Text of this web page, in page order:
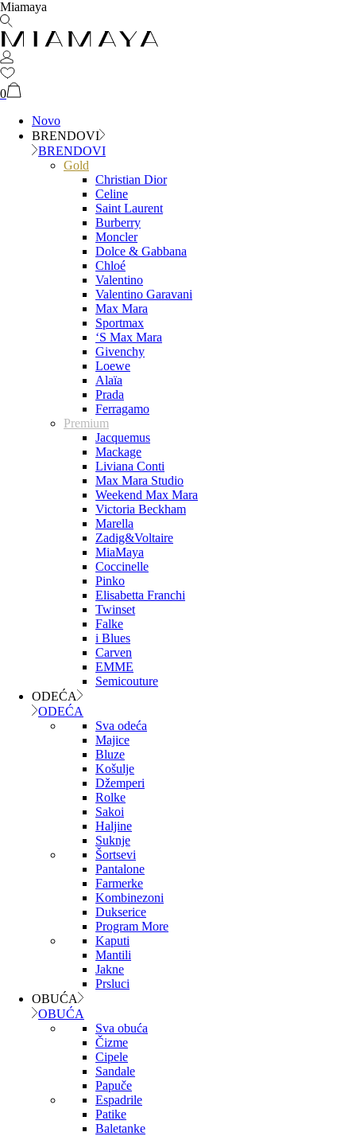
Miamaya
0
Novo
BRENDOVI
BRENDOVI
Gold
Christian Dior
Celine
Saint Laurent
Burberry
Moncler
Dolce & Gabbana
Chloé
Valentino
Valentino Garavani
Max Mara
Sportmax
‘S Max Mara
Givenchy
Loewe
Alaïa
Prada
Ferragamo
Premium
Jacquemus
Mackage
Liviana Conti
Max Mara Studio
Weekend Max Mara
Victoria Beckham
Marella
Zadig&Voltaire
MiaMaya
Coccinelle
Pinko
Elisabetta Franchi
Twinset
Falke
i Blues
Carven
EMME
Semicouture
ODEĆA
ODEĆA
Sva odeća
Majice
Bluze
Košulje
Džemperi
Rolke
Sakoi
Haljine
Suknje
Šortsevi
Pantalone
Farmerke
Kombinezoni
Dukserice
Program More
Kaputi
Mantili
Jakne
Prsluci
OBUĆA
OBUĆA
Sva obuća
Čizme
Cipele
Sandale
Papuče
Espadrile
Patike
Baletanke